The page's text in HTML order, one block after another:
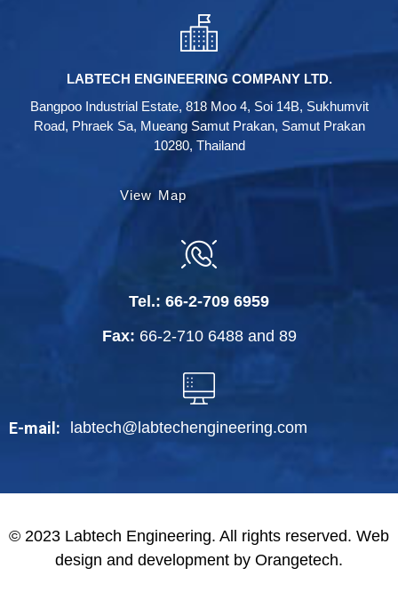
LABTECH ENGINEERING COMPANY LTD.
Bangpoo Industrial Estate, 818 Moo 4, Soi 14B, Sukhumvit
Road, Phraek Sa, Mueang Samut Prakan, Samut Prakan
10280, Thailand
View Map
Tel.: 66-2-709 6959
Fax: 66-2-710 6488and 89
E-mail: labtech@labtechengineering.com
© 2023 Labtech Engineering. All rights reserved. Web
design and development by Orangetech.